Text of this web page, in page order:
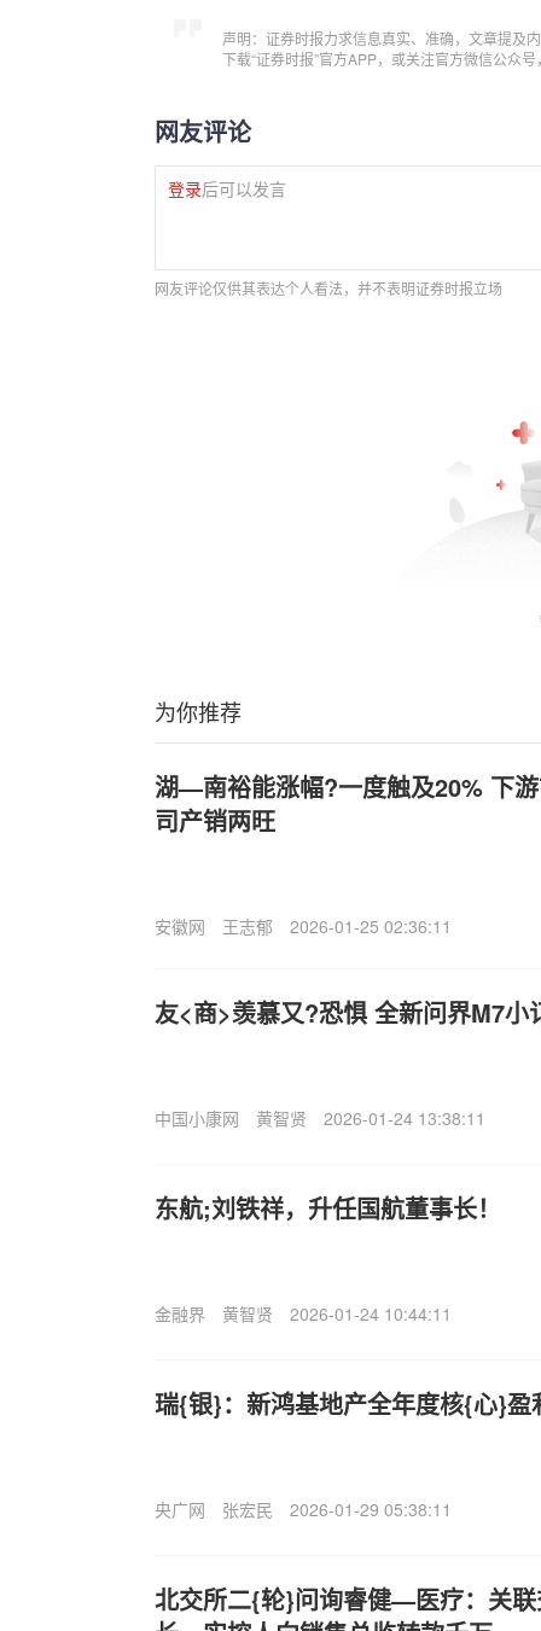
声明：证券时报力求信息真实、准确，文章提及
下载“证券时报”官方APP，或关注官方微信公众
网友评论
登录后可以发言
网友评论仅供其表达个人看法，并不表明证券时报立场
为你推荐
湖—南裕能涨幅?一度触及20% 下
司产销两旺
安徽网 王志郁 2026-01-25 02:36:11
友<商>羡慕又?恐惧 全新问界M7小
中国小康网 黄智贤 2026-01-24 13:38:11
东航;刘铁祥，升任国航董事长！
金融界 黄智贤 2026-01-24 10:44:11
瑞{银}：新鸿基地产全年度核{心}盈
央广网 张宏民 2026-01-29 05:38:11
北交所二{轮}问询睿健—医疗：关联